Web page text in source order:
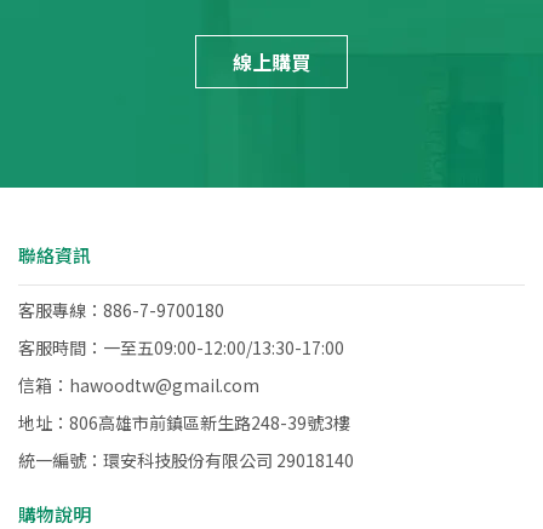
線上購買
聯絡資訊
客服專線：886-7-9700180
客服時間：一至五09:00-12:00/13:30-17:00
信箱：hawoodtw@gmail.com
地址：806高雄市前鎮區新生路248-39號3樓
統一編號：環安科技股份有限公司 29018140
購物說明